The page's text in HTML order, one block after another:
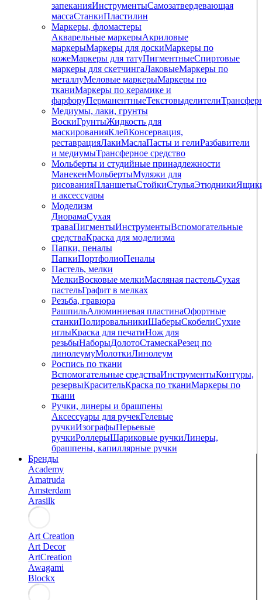
запеканияИнструментыСамозатвердевающая
массаСтанкиПластилин
Маркеры, фломастеры
Акварельные маркерыАкриловые
маркерыМаркеры для доскиМаркеры по
кожеМаркеры для татуПигментныеCпиртовые
маркеры для скетчингаЛаковыеМаркеры по
металлуМеловые маркерыМаркеры по
тканиМаркеры по керамике и
фарфоруПерманентныеТекстовыделители
Медиумы, лаки, грунты
ВоскиГрунтыЖидкость для
маскированияКлейКонсервация,
реставрацияЛакиМаслаПасты и гелиРазбавители
и медиумыТрансферное средство
Мольберты и студийные принадлежности
МанекенМольбертыМуляжи для
рисованияПланшетыСтойкиСтульяЭтюдники
и аксессуары
Моделизм
ДиорамаСухая
траваПигментыИнструментыВспомогательные
средстваКраска для моделизма
Папки, пеналы
ПапкиПортфолиоПеналы
Пастель, мелки
МелкиВосковые мелкиМасляная пастельСухая
пастельГрафит в мелках
Резьба, гравюра
РашпильАлюминиевая пластинаОфортные
станкиПолировальникиШаберыСкобелиСухие
иглыКраска для печатиНож для
резьбыНаборыДолотоСтамескаРезец по
линолеумуМолоткиЛинолеум
Роспись по ткани
Вспомогательные средстваИнструментыКонтуры,
резервыКрасительКраска по тканиМаркеры по
ткани
Ручки, линеры и брашпены
Аксессуары для ручекГелевые
ручкиИзографыПерьевые
ручкиРоллерыШариковые ручкиЛинеры,
брашпены, капиллярные ручки
Бренды
Academy
Amatruda
Amsterdam
Arasilk
Art Creation
Art Decor
ArtCreation
Awagami
Blockx